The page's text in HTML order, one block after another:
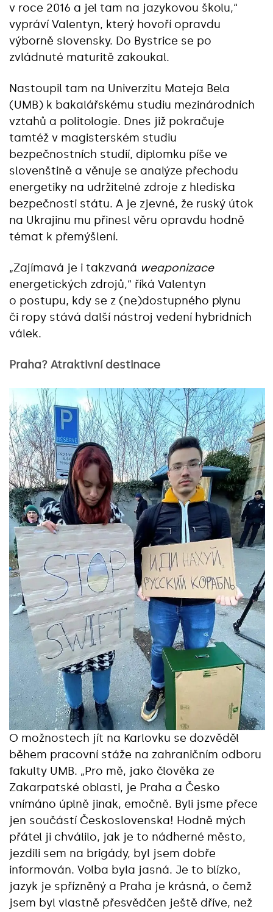
v roce 2016 a jel tam na jazykovou školu,“
vypráví Valentyn, který hovoří opravdu
výborně slovensky. Do Bystrice se po
zvládnuté maturitě zakoukal.
Nastoupil tam na Univerzitu Mateja Bela
(UMB) k bakalářskému studiu mezinárodních
vztahů a politologie. Dnes již pokračuje
tamtéž v magisterském studiu
bezpečnostních studií, diplomku píše ve
slovenštině a věnuje se analýze přechodu
energetiky na udržitelné zdroje z hlediska
bezpečnosti státu. A je zjevné, že ruský útok
na Ukrajinu mu přinesl věru opravdu hodně
témat k přemýšlení.
„Zajímavá je i takzvaná weaponizace
energetických zdrojů,“ říká Valentyn
o postupu, kdy se z (ne)dostupného plynu
či ropy stává další nástroj vedení hybridních
válek.
Praha? Atraktivní destinace
O možnostech jít na Karlovku se dozvěděl
během pracovní stáže na zahraničním odboru
fakulty UMB. „Pro mě, jako člověka ze
Zakarpatské oblasti, je Praha a Česko
vnímáno úplně jinak, emočně. Byli jsme přece
jen součástí Československa! Hodně mých
přátel ji chválilo, jak je to nádherné město,
jezdili sem na brigády, byl jsem dobře
informován. Volba byla jasná. Je to blízko,
jazyk je spřízněný a Praha je krásná, o čemž
jsem byl vlastně přesvědčen ještě dříve, než